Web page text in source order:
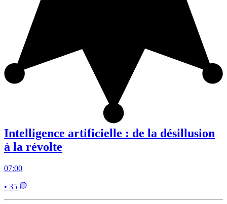
Intelligence artificielle : de la désillusion
à la révolte
07:00
• 35